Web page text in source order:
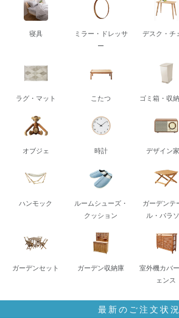
寝具
ミラー・ドレッサ
ー
デスク・チ
ラグ・マット こたつ ゴミ箱・収
オブジェ 時計 デザイン
ハンモック
ルームシューズ・
クッション
ガーデンテ
ル・パラ
ガーデンセット ガーデン収納庫
室外機カバ
ェンス
最新のご注文状況